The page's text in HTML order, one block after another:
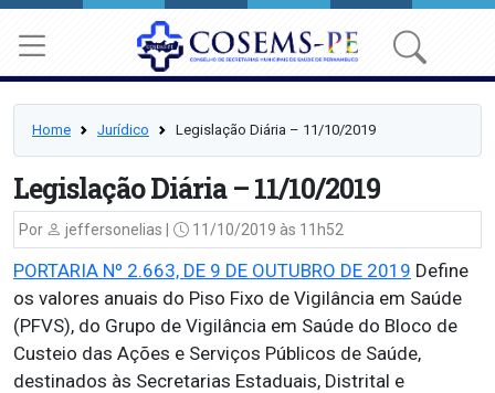
Home Jurídico Legislação Diária – 11/10/2019
Legislação Diária – 11/10/2019
Por jeffersonelias | 11/10/2019 às 11h52
PORTARIA Nº 2.663, DE 9 DE OUTUBRO DE 2019 Define
os valores anuais do Piso Fixo de Vigilância em Saúde
(PFVS), do Grupo de Vigilância em Saúde do Bloco de
Custeio das Ações e Serviços Públicos de Saúde,
destinados às Secretarias Estaduais, Distrital e